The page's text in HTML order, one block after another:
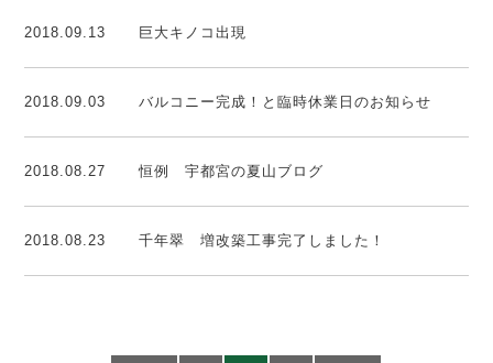
2018.09.13 巨大キノコ出現
2018.09.03 バルコニー完成！と臨時休業日のお知らせ
2018.08.27 恒例 宇都宮の夏山ブログ
2018.08.23 千年翠 増改築工事完了しました！